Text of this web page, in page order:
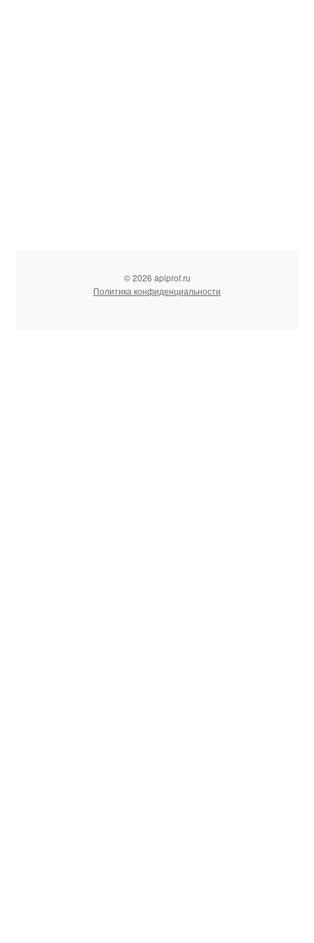
© 2026 apiprof.ru
Политика конфиденциальности